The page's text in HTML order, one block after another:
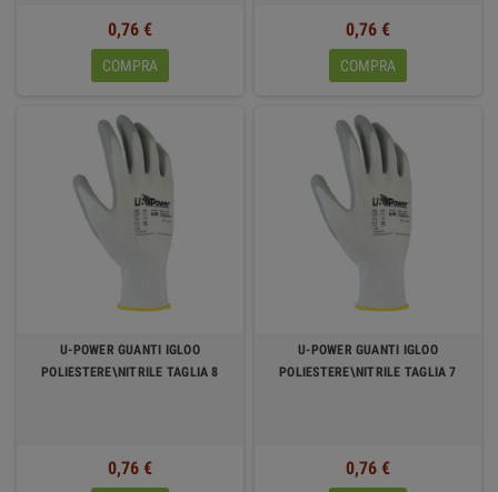
0,76 €
COMPRA
0,76 €
COMPRA
U-POWER GUANTI IGLOO
POLIESTERE\NITRILE TAGLIA 8
0,76 €
U-POWER GUANTI IGLOO
POLIESTERE\NITRILE TAGLIA 7
0,76 €